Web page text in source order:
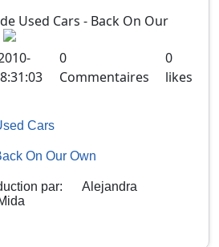
Used Cars - Back On Our
0
Commentaires
0
likes
Cars
On Our Own
par:
Alejandra